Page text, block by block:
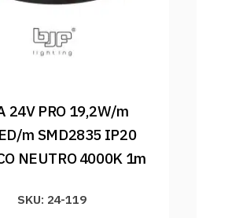
24V PRO 19,2W/m
m SMD2835 IP20
NEUTRO 4000K 1m
SKU: 24-119